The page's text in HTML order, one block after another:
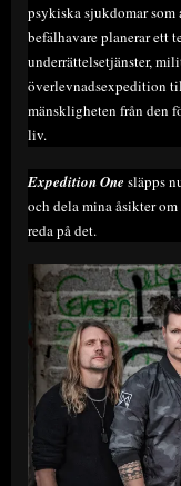
psykiska sjukdomar
befälhavare planerar ett
underrättelsetjänster,
överlevnadsexpedition
mänskligheten från den
liv.
Expedition One släpps
och dela mina åsikter om
reda på det.